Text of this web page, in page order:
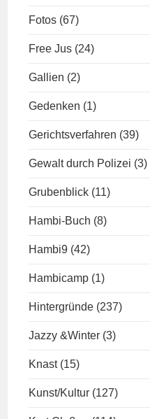
Fotos (67)
Free Jus (24)
Gallien (2)
Gedenken (1)
Gerichtsverfahren (39)
Gewalt durch Polizei (3)
Grubenblick (11)
Hambi-Buch (8)
Hambi9 (42)
Hambicamp (1)
Hintergründe (237)
Jazzy &Winter (3)
Knast (15)
Kunst/Kultur (127)